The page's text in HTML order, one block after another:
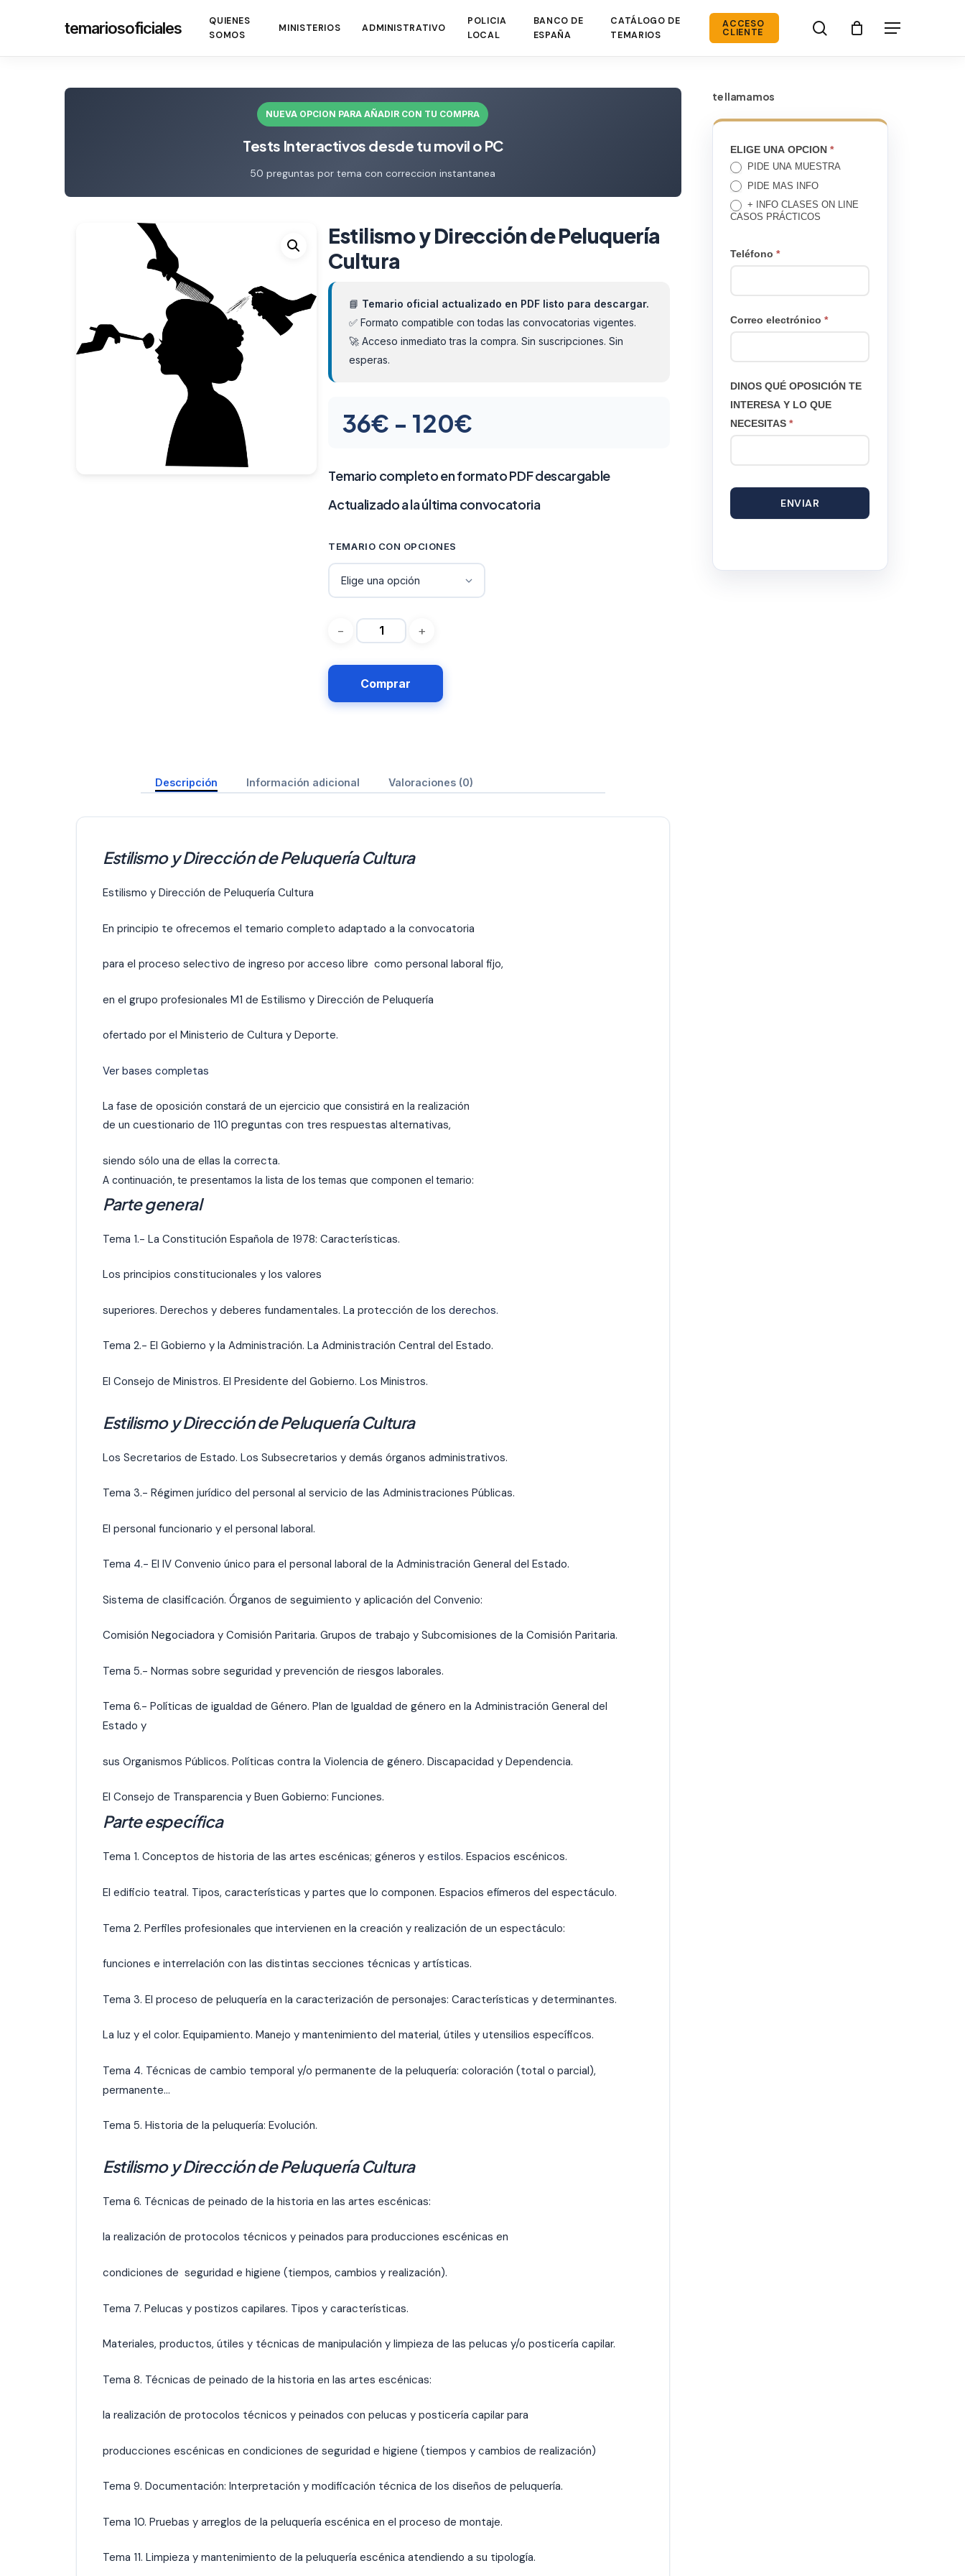
temariosoficiales
QUIENES
SOMOS
MINISTERIOS ADMINISTRATIVO
POLICIA
LOCAL
BANCO DE
ESPAÑA
CATÁLOGO DE
TEMARIOS
ACCESO
CLIENTE search Menú
NUEVA OPCION PARA AÑADIR CON TU COMPRA
Tests Interactivos desde tu movil o PC
50 preguntas por tema con correccion instantanea
Estilismo y Dirección de Peluquería
Cultura
📘 Temario oficial actualizado en PDF listo para descargar.
✅ Formato compatible con todas las convocatorias vigentes.
🚀 Acceso inmediato tras la compra. Sin suscripciones. Sin
esperas.
36€ - 120€
precios:
desde
hasta
120€
Temario completo en formato PDF descargable
Actualizado a la última convocatoria
TEMARIO CON OPCIONES
Comprar
Descripción Información adicional Valoraciones (0)
Estilismo y Dirección de Peluquería Cultura
Estilismo y Dirección de Peluquería Cultura
En principio te ofrecemos el temario completo adaptado a la convocatoria
para el proceso selectivo de ingreso por acceso libre como personal laboral fijo,
en el grupo profesionales M1 de Estilismo y Dirección de Peluquería
ofertado por el Ministerio de Cultura y Deporte.
Ver bases completas
La fase de oposición constará de un ejercicio que consistirá en la realización
de un cuestionario de 110 preguntas con tres respuestas alternativas,
siendo sólo una de ellas la correcta.
A continuación, te presentamos la lista de los temas que componen el temario:
Parte general
Tema 1.- La Constitución Española de 1978: Características.
Los principios constitucionales y los valores
superiores. Derechos y deberes fundamentales. La protección de los derechos.
Tema 2.- El Gobierno y la Administración. La Administración Central del Estado.
El Consejo de Ministros. El Presidente del Gobierno. Los Ministros.
Estilismo y Dirección de Peluquería Cultura
Los Secretarios de Estado. Los Subsecretarios y demás órganos administrativos.
Tema 3.- Régimen jurídico del personal al servicio de las Administraciones Públicas.
El personal funcionario y el personal laboral.
Tema 4.- El IV Convenio único para el personal laboral de la Administración General del Estado.
Sistema de clasificación. Órganos de seguimiento y aplicación del Convenio:
Comisión Negociadora y Comisión Paritaria. Grupos de trabajo y Subcomisiones de la Comisión Paritaria.
Tema 5.- Normas sobre seguridad y prevención de riesgos laborales.
Tema 6.- Políticas de igualdad de Género. Plan de Igualdad de género en la Administración General del
Estado y
sus Organismos Públicos. Políticas contra la Violencia de género. Discapacidad y Dependencia.
El Consejo de Transparencia y Buen Gobierno: Funciones.
Parte específica
Tema 1. Conceptos de historia de las artes escénicas; géneros y estilos. Espacios escénicos.
El edificio teatral. Tipos, características y partes que lo componen. Espacios efímeros del espectáculo.
Tema 2. Perfiles profesionales que intervienen en la creación y realización de un espectáculo:
funciones e interrelación con las distintas secciones técnicas y artísticas.
Tema 3. El proceso de peluquería en la caracterización de personajes: Características y determinantes.
La luz y el color. Equipamiento. Manejo y mantenimiento del material, útiles y utensilios específicos.
Tema 4. Técnicas de cambio temporal y/o permanente de la peluquería: coloración (total o parcial),
permanente…
Tema 5. Historia de la peluquería: Evolución.
Estilismo y Dirección de Peluquería Cultura
Tema 6. Técnicas de peinado de la historia en las artes escénicas:
la realización de protocolos técnicos y peinados para producciones escénicas en
condiciones de seguridad e higiene (tiempos, cambios y realización).
Tema 7. Pelucas y postizos capilares. Tipos y características.
Materiales, productos, útiles y técnicas de manipulación y limpieza de las pelucas y/o posticería capilar.
Tema 8. Técnicas de peinado de la historia en las artes escénicas:
la realización de protocolos técnicos y peinados con pelucas y posticería capilar para
producciones escénicas en condiciones de seguridad e higiene (tiempos y cambios de realización)
Tema 9. Documentación: Interpretación y modificación técnica de los diseños de peluquería.
Tema 10. Pruebas y arreglos de la peluquería escénica en el proceso de montaje.
Tema 11. Limpieza y mantenimiento de la peluquería escénica atendiendo a su tipología.
te llamamos
TE
LLAMAMOS
ELIGE UNA OPCION*
PIDE UNA MUESTRA
PIDE MAS INFO
+ INFO CLASES ON LINE
CASOS PRÁCTICOS
Teléfono*
Correo electrónico*
DINOS QUÉ OPOSICIÓN TE
INTERESA Y LO QUE
NECESITAS*
ENVIAR